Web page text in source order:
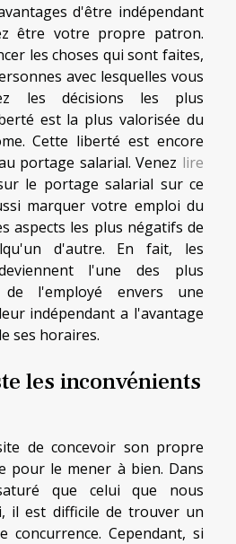
d'être indépendant
être votre propre patron.
les choses qui sont faites,
avec lesquelles vous
les décisions les plus
est la plus valorisée du
Cette liberté est encore
portage salarial. Venez lire
le portage salarial sur ce
marquer votre emploi du
aspects les plus négatifs de
d'autre. En fait, les
l'une des plus
de l'employé envers une
indépendant a l'avantage
ses horaires.
les inconvénients
de concevoir son propre
pour le mener à bien. Dans
que celui que nous
il est difficile de trouver un
concurrence. Cependant, si